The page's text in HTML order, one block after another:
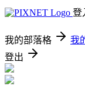
登
我的部落格 我
登出